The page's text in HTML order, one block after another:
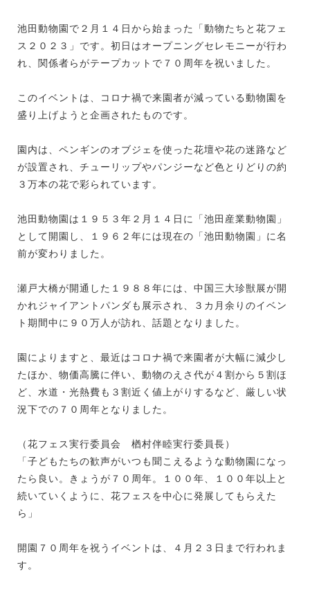
池田動物園で２月１４日から始まった「動物たちと花フェ
ス２０２３」です。初日はオープニングセレモニーが行わ
れ、関係者らがテープカットで７０周年を祝いました。
このイベントは、コロナ禍で来園者が減っている動物園を
盛り上げようと企画されたものです。
園内は、ペンギンのオブジェを使った花壇や花の迷路など
が設置され、チューリップやパンジーなど色とりどりの約
３万本の花で彩られています。
池田動物園は１９５３年２月１４日に「池田産業動物園」
として開園し、１９６２年には現在の「池田動物園」に名
前が変わりました。
瀬戸大橋が開通した１９８８年には、中国三大珍獣展が開
かれジャイアントパンダも展示され、３カ月余りのイベン
ト期間中に９０万人が訪れ、話題となりました。
園によりますと、最近はコロナ禍で来園者が大幅に減少し
たほか、物価高騰に伴い、動物のえさ代が４割から５割ほ
ど、水道・光熱費も３割近く値上がりするなど、厳しい状
況下での７０周年となりました。
（花フェス実行委員会 楢村伴睦実行委員長）
「子どもたちの歓声がいつも聞こえるような動物園になっ
たら良い。きょうが７０周年。１００年、１００年以上と
続いていくように、花フェスを中心に発展してもらえた
ら」
開園７０周年を祝うイベントは、４月２３日まで行われま
す。